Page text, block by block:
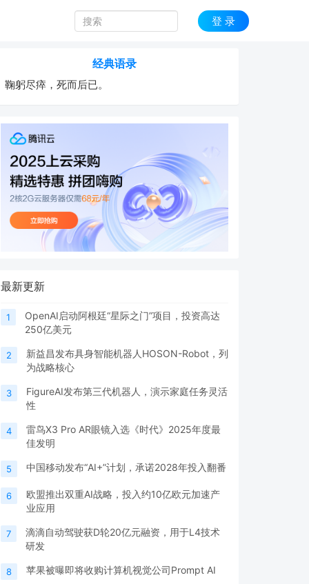
登 录
经典语录
鞠躬尽瘁，死而后已。
最新更新
1
OpenAI启动阿根廷“星际之门”项目，投资高达
250亿美元
2
新益昌发布具身智能机器人HOSON-Robot，列
为战略核心
3
FigureAI发布第三代机器人，演示家庭任务灵活
性
4
雷鸟X3 Pro AR眼镜入选《时代》2025年度最
佳发明
5 中国移动发布“AI+”计划，承诺2028年投入翻番
6
欧盟推出双重AI战略，投入约10亿欧元加速产
业应用
7
滴滴自动驾驶获D轮20亿元融资，用于L4技术
研发
8 苹果被曝即将收购计算机视觉公司Prompt AI